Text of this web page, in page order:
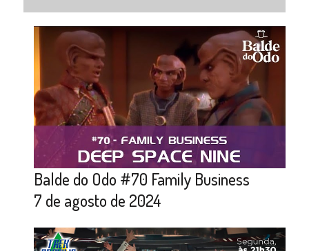
Balde do Odo #70 Family Business
7 de agosto de 2024